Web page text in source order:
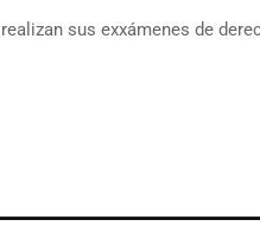
sus exxámenes de